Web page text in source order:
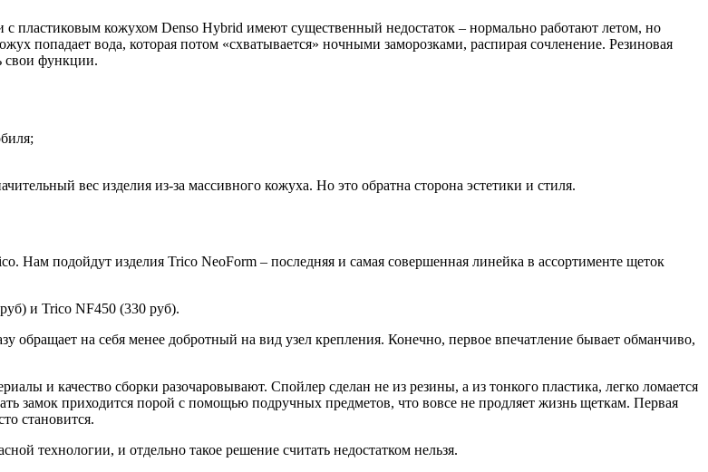
пластиковым кожухом Denso Hybrid имеют существенный недостаток – нормально работают летом, но
попадает вода, которая потом «схватывается» ночными заморозками, распирая сочленение. Резиновая
свои функции.
вес изделия из-за массивного кожуха. Но это обратна сторона эстетики и стиля.
Нам подойдут изделия Trico NeoForm – последняя и самая совершенная линейка в ассортименте щеток
и Trico NF450 (330 руб).
на себя менее добротный на вид узел крепления. Конечно, первое впечатление бывает обманчиво,
и качество сборки разочаровывают. Спойлер сделан не из резины, а из тонкого пластика, легко ломается
замок приходится порой с помощью подручных предметов, что вовсе не продляет жизнь щеткам. Первая
становится.
технологии, и отдельно такое решение считать недостатком нельзя.